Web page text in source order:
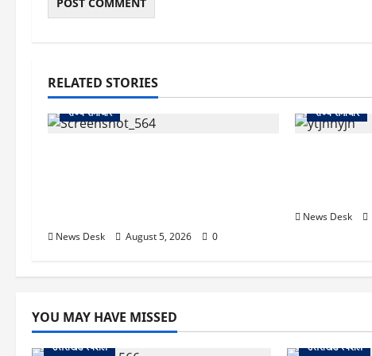
RELATED STORIES
राज्य समाचार
News Desk August 5, 2026 0
राज्य समाचार
News Desk
YOU MAY HAVE MISSED
उत्तराखंड स्पेशल उत्तराखंड स्पेशल